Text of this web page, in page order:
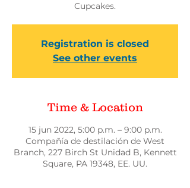
Cupcakes.
Registration is closed
See other events
Time & Location
15 jun 2022, 5:00 p.m. – 9:00 p.m.
Compañía de destilación de West
Branch, 227 Birch St Unidad B, Kennett
Square, PA 19348, EE. UU.